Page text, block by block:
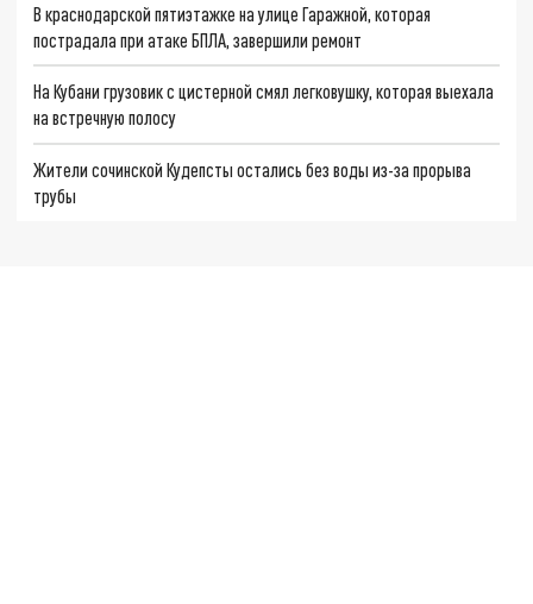
В краснодарской пятиэтажке на улице Гаражной, которая
пострадала при атаке БПЛА, завершили ремонт
На Кубани грузовик с цистерной смял легковушку, которая выехала
на встречную полосу
Жители сочинской Кудепсты остались без воды из-за прорыва
трубы